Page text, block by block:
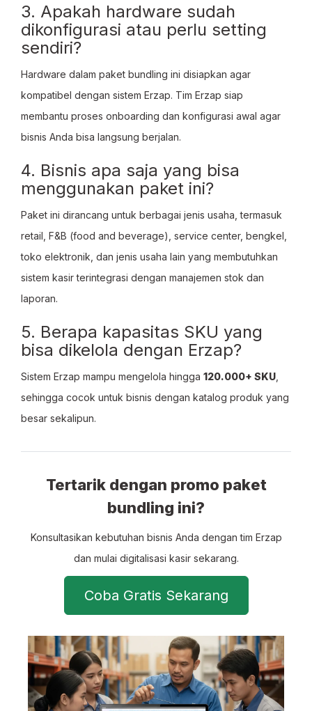
3. Apakah hardware sudah
dikonfigurasi atau perlu setting
sendiri?
Hardware dalam paket bundling ini disiapkan agar
kompatibel dengan sistem Erzap. Tim Erzap siap
membantu proses onboarding dan konfigurasi awal agar
bisnis Anda bisa langsung berjalan.
4. Bisnis apa saja yang bisa
menggunakan paket ini?
Paket ini dirancang untuk berbagai jenis usaha, termasuk
retail, F&B (food and beverage), service center, bengkel,
toko elektronik, dan jenis usaha lain yang membutuhkan
sistem kasir terintegrasi dengan manajemen stok dan
laporan.
5. Berapa kapasitas SKU yang
bisa dikelola dengan Erzap?
Sistem Erzap mampu mengelola hingga 120.000+ SKU
sehingga cocok untuk bisnis dengan katalog produk yang
besar sekalipun.
Tertarik dengan promo paket
bundling ini?
Konsultasikan kebutuhan bisnis Anda dengan tim Erzap
dan mulai digitalisasi kasir sekarang.
Coba Gratis Sekarang